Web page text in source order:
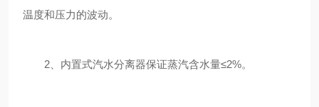
温度和压力的波动。
2、内置式汽水分离器保证蒸汽含水量≤2%。